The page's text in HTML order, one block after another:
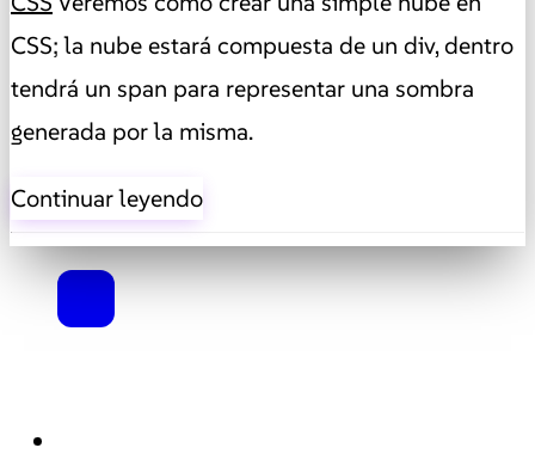
CSS; la nube estará compuesta de un div, dentro
tendrá un span para representar una sombra
generada por la misma.
Continuar leyendo